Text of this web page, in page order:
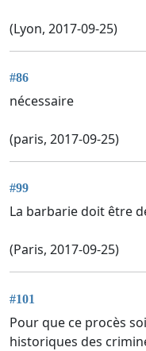
(Lyon, 2017-09-25)
#86
nécessaire
(paris, 2017-09-25)
#99
La barbarie doit être
(Paris, 2017-09-25)
#101
Pour que ce procès
historiques des